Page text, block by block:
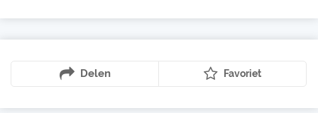
Delen Favoriet